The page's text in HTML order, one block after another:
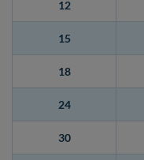
12
15
18
24
30